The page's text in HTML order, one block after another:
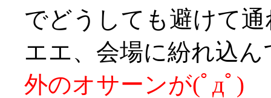
でどうしても避けて
エエ、会場に紛れ込
外のオサーンが(ﾟдﾟ)